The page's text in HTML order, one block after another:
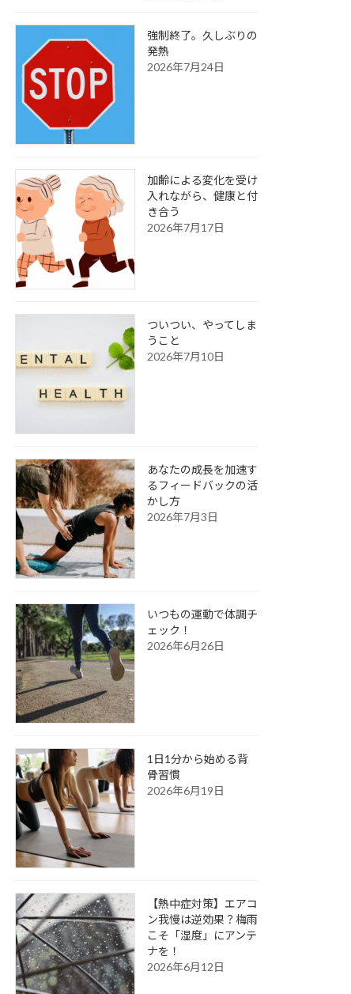
強制終了。久しぶりの
発熱
2026年7月24日
加齢による変化を受け
入れながら、健康と付
き合う
2026年7月17日
ついつい、やってしま
うこと
2026年7月10日
あなたの成長を加速す
るフィードバックの活
かし方
2026年7月3日
いつもの運動で体調チ
ェック！
2026年6月26日
1日1分から始める背
骨習慣
2026年6月19日
【熱中症対策】エアコ
ン我慢は逆効果？梅雨
こそ「湿度」にアンテ
ナを！
2026年6月12日